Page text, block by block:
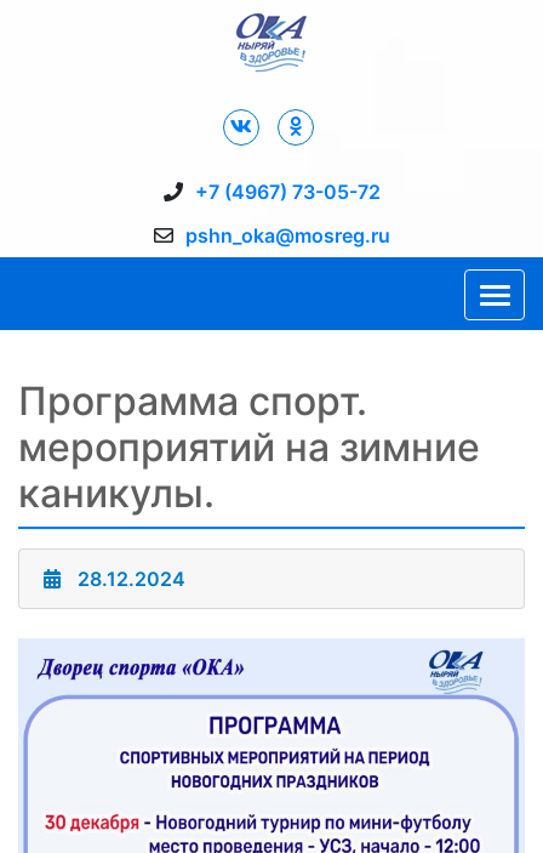
+7 (4967) 73-05-72
pshn_oka@mosreg.ru
Программа спорт.
мероприятий на зимние
каникулы.
28.12.2024